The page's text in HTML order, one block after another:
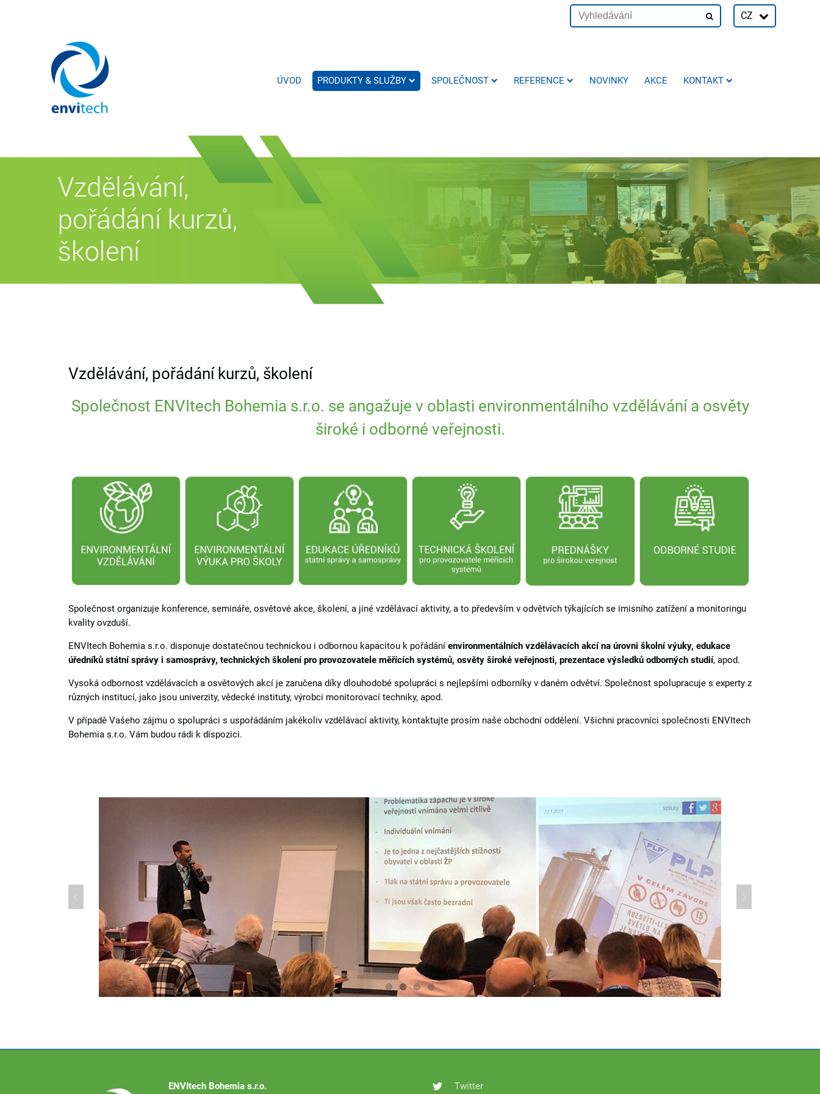
CZ
ÚVOD PRODUKTY & SLUŽBY SPOLEČNOST REFERENCE NOVINKY AKCE KONTAKT
Vzdělávání, pořádání kurzů, školení
Společnost ENVItech Bohemia s.r.o. se angažuje v oblasti environmentálního vzdělávání a osvěty
široké i odborné veřejnosti.
Společnost organizuje konference, semináře, osvětové akce, školení, a jiné vzdělávací aktivity, a to především v odvětvích týkajících se imisního zatížení a monitoringu
kvality ovzduší.
ENVItech Bohemia s.r.o. disponuje dostatečnou technickou i odbornou kapacitou k pořádání environmentálních vzdělávacích akcí na úrovni školní výuky, edukace
úředníků státní správy i samosprávy, technických školení pro provozovatele měřících systémů, osvěty široké veřejnosti, prezentace výsledků odborných studií, apod.
Vysoká odbornost vzdělávacích a osvětových akcí je zaručena díky dlouhodobé spolupráci s nejlepšími odborníky v daném odvětví. Společnost spolupracuje s experty z
různých institucí, jako jsou univerzity, vědecké instituty, výrobci monitorovací techniky, apod.
V případě Vašeho zájmu o spolupráci s uspořádáním jakékoliv vzdělávací aktivity, kontaktujte prosím naše obchodní oddělení. Všichni pracovníci společnosti ENVItech
Bohemia s.r.o. Vám budou rádi k dispozici.
ENVItech Bohemia s.r.o. Twitter